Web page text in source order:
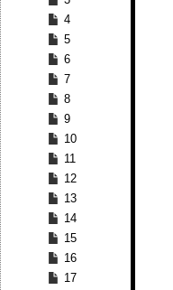
4
5
6
7
8
9
10
11
12
13
14
15
16
17